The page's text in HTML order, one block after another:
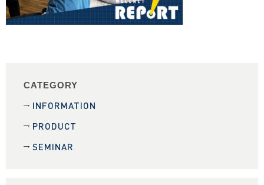
CATEGORY
INFORMATION
PRODUCT
SEMINAR